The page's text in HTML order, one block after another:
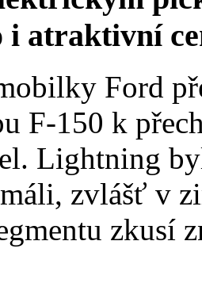
i atraktivní
Ford
F-150 k
Lightning
zvlášť v
zkusí